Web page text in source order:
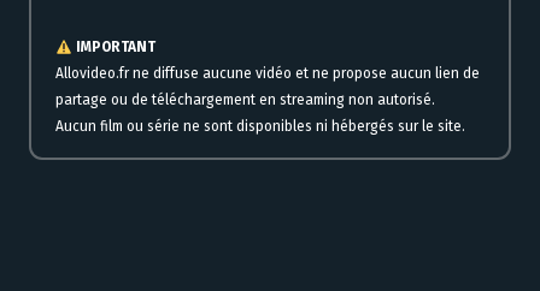
IMPORTANT
Allovideo.fr ne diffuse aucune vidéo et ne propose aucun lien de
partage ou de téléchargement en streaming non autorisé.
Aucun film ou série ne sont disponibles ni hébergés sur le site.